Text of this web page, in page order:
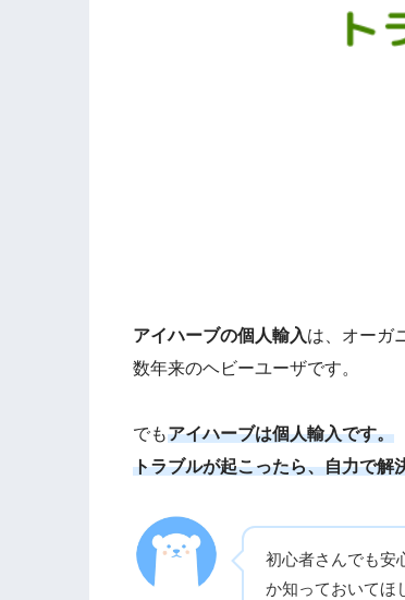
アイハーブの個人輸入は、オーガ
数年来のヘビーユーザです。
でもアイハーブは個人輸入です。
トラブルが起こったら、自力で解
初心者さんでも安
か知っておいてほ